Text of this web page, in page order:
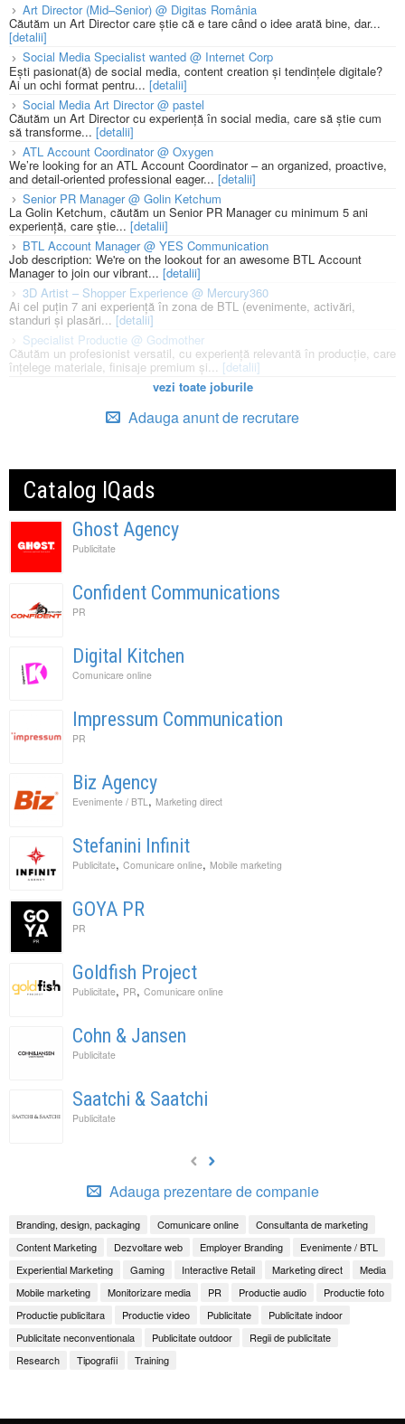
Art Director (Mid–Senior) @ Digitas România
Căutăm un Art Director care știe că e tare când o idee arată bine, dar...
[detalii]
Social Media Specialist wanted @ Internet Corp
Ești pasionat(ă) de social media, content creation și tendințele digitale?
Ai un ochi format pentru... [detalii]
Social Media Art Director @ pastel
Căutăm un Art Director cu experiență în social media, care să știe cum
să transforme... [detalii]
ATL Account Coordinator @ Oxygen
We’re looking for an ATL Account Coordinator – an organized, proactive,
and detail-oriented professional eager... [detalii]
Senior PR Manager @ Golin Ketchum
La Golin Ketchum, căutăm un Senior PR Manager cu minimum 5 ani
experiență, care știe... [detalii]
BTL Account Manager @ YES Communication
Job description: We're on the lookout for an awesome BTL Account
Manager to join our vibrant... [detalii]
3D Artist – Shopper Experience @ Mercury360
Ai cel puțin 7 ani experiență în zona de BTL (evenimente, activări,
standuri și plasări...[detalii]
Specialist Productie @ Godmother
Căutăm un profesionist versatil, cu experiență relevantă în producție, care
înțelege materiale, finisaje premium și... [detalii]
vezi toate joburile
Adauga anunt de recrutare
Catalog IQads
Ghost Agency
Publicitate
Confident Communications
PR
Digital Kitchen
Comunicare online
Impressum Communication
PR
Biz Agency
Evenimente / BTL, Marketing direct
Stefanini Infinit
Publicitate, Comunicare online, Mobile marketing
GOYA PR
PR
Goldfish Project
Publicitate, PR, Comunicare online
Cohn & Jansen
Publicitate
Saatchi & Saatchi
Publicitate
Adauga prezentare de companie
Branding, design, packaging Comunicare online
Consultanta de marketing
Content Marketing
Dezvoltare web Employer Branding
Evenimente / BTL
Experiential Marketing
Gaming Interactive Retail Marketing direct
Media
Mobile marketing
Monitorizare media PR Productie audio
Productie foto
Productie publicitara
Productie video Publicitate
Publicitate indoor
Publicitate neconventionala
Publicitate outdoor
Regii de publicitate
Research
Tipografii Training